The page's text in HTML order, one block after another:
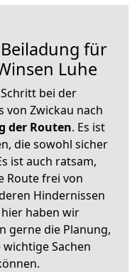
für
Luhe
bei der
von Zwickau nach
der Routen. Es ist
die sowohl sicher
ist auch ratsam,
Route frei von
Hindernissen
hier haben wir
gerne die Planung,
Sachen